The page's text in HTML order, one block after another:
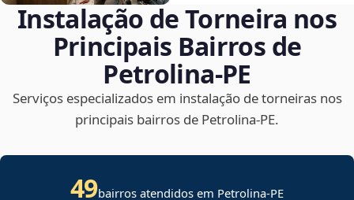
Instalação de Torneira nos
Principais Bairros de
Petrolina‑PE
Serviços especializados em instalação de torneiras nos
principais bairros de Petrolina‑PE.
49bairros atendidos em Petrolina-PE